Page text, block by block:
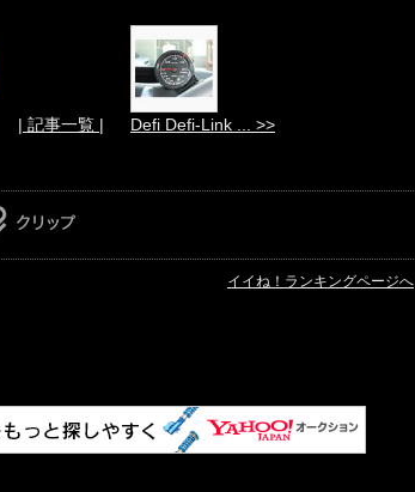
| 記事一覧 | Defi Defi-Link ... >>
イイね！ランキングページへ